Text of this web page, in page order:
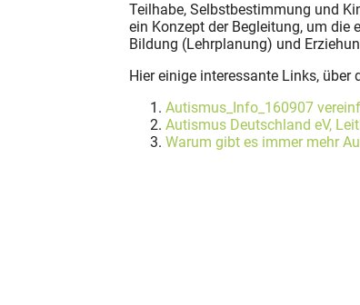
Teilhabe, Selbstbestimmung und
ein Konzept der Begleitung, um die
Bildung (Lehrplanung) und
Hier einige interessante Links,
Autismus_Info_160907
Autismus Deutschland eV,
Warum gibt es immer mehr